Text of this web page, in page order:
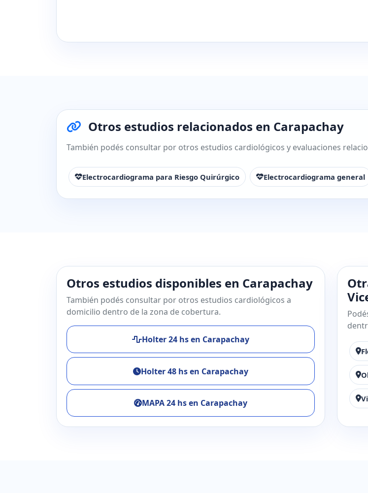
Otros estudios relacionados en Carapachay
También podés consultar por otros estudios cardiológicos y evaluaciones
Electrocardiograma para Riesgo Quirúrgico Electrocardiograma general
Otros estudios disponibles en Carapachay
También podés consultar por otros estudios cardiológicos a
domicilio dentro de la zona de cobertura.
Holter 24 hs en Carapachay
Holter 48 hs en Carapachay
MAPA 24 hs en Carapachay